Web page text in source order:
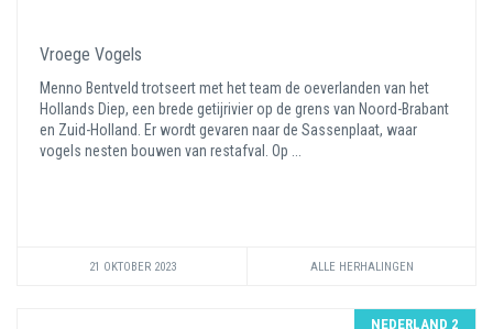
Vroege Vogels
Menno Bentveld trotseert met het team de oeverlanden van het
Hollands Diep, een brede getijrivier op de grens van Noord-Brabant
en Zuid-Holland. Er wordt gevaren naar de Sassenplaat, waar
vogels nesten bouwen van restafval. Op ...
21 OKTOBER 2023 ALLE HERHALINGEN
NEDERLAND 2